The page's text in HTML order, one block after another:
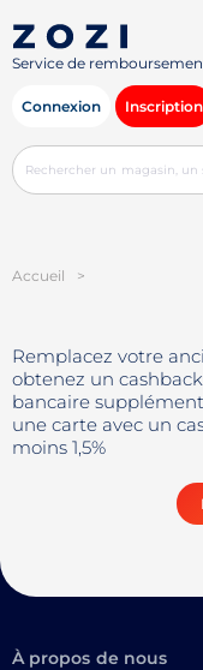
Service de
Connexion Inscription
Accueil >
Remplacez votre
obtenez un
bancaire
une carte avec un
moins 1,5%
À propos de nous